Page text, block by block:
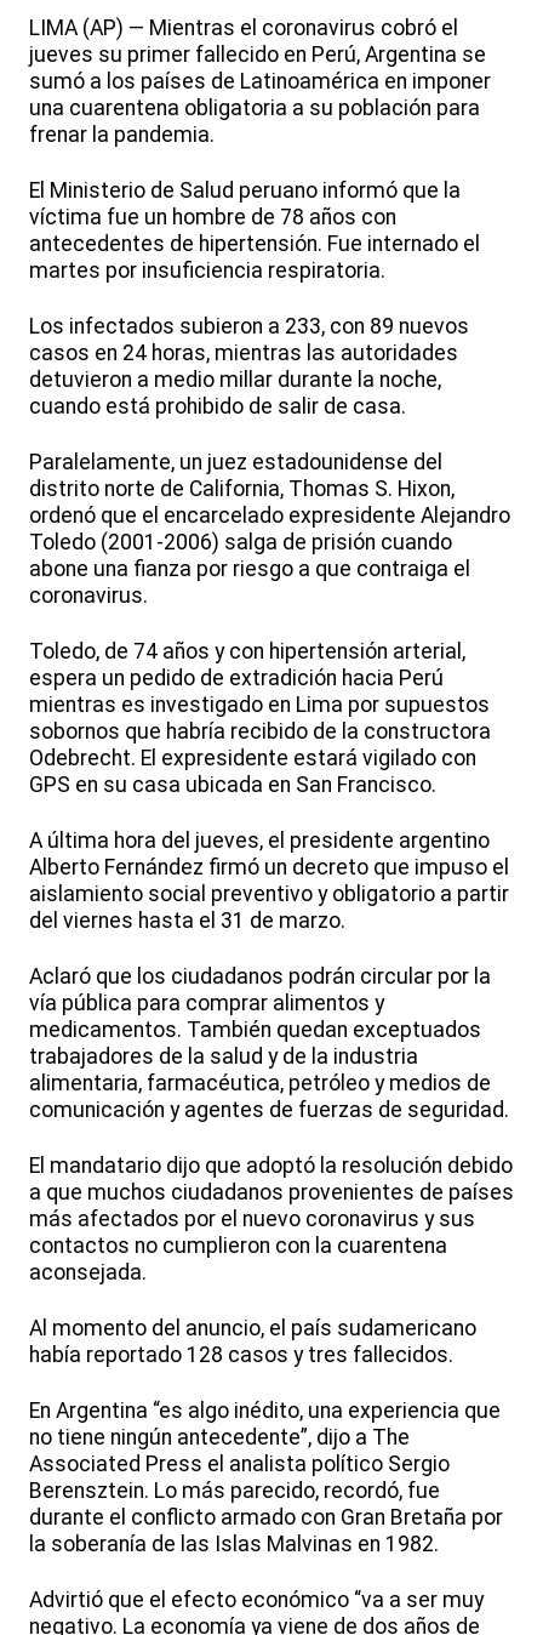
LIMA (AP) — Mientras el coronavirus cobró el
jueves su primer fallecido en Perú, Argentina se
sumó a los países de Latinoamérica en imponer
una cuarentena obligatoria a su población para
frenar la pandemia.
El Ministerio de Salud peruano informó que la
víctima fue un hombre de 78 años con
antecedentes de hipertensión. Fue internado el
martes por insuficiencia respiratoria.
Los infectados subieron a 233, con 89 nuevos
casos en 24 horas, mientras las autoridades
detuvieron a medio millar durante la noche,
cuando está prohibido de salir de casa.
Paralelamente, un juez estadounidense del
distrito norte de California, Thomas S. Hixon,
ordenó que el encarcelado expresidente Alejandro
Toledo (2001-2006) salga de prisión cuando
abone una fianza por riesgo a que contraiga el
coronavirus.
Toledo, de 74 años y con hipertensión arterial,
espera un pedido de extradición hacia Perú
mientras es investigado en Lima por supuestos
sobornos que habría recibido de la constructora
Odebrecht. El expresidente estará vigilado con
GPS en su casa ubicada en San Francisco.
A última hora del jueves, el presidente argentino
Alberto Fernández firmó un decreto que impuso el
aislamiento social preventivo y obligatorio a partir
del viernes hasta el 31 de marzo.
Aclaró que los ciudadanos podrán circular por la
vía pública para comprar alimentos y
medicamentos. También quedan exceptuados
trabajadores de la salud y de la industria
alimentaria, farmacéutica, petróleo y medios de
comunicación y agentes de fuerzas de seguridad.
El mandatario dijo que adoptó la resolución debido
a que muchos ciudadanos provenientes de países
más afectados por el nuevo coronavirus y sus
contactos no cumplieron con la cuarentena
aconsejada.
Al momento del anuncio, el país sudamericano
había reportado 128 casos y tres fallecidos.
En Argentina “es algo inédito, una experiencia que
no tiene ningún antecedente”, dijo a The
Associated Press el analista político Sergio
Berensztein. Lo más parecido, recordó, fue
durante el conflicto armado con Gran Bretaña por
la soberanía de las Islas Malvinas en 1982.
Advirtió que el efecto económico “va a ser muy
negativo. La economía ya viene de dos años de